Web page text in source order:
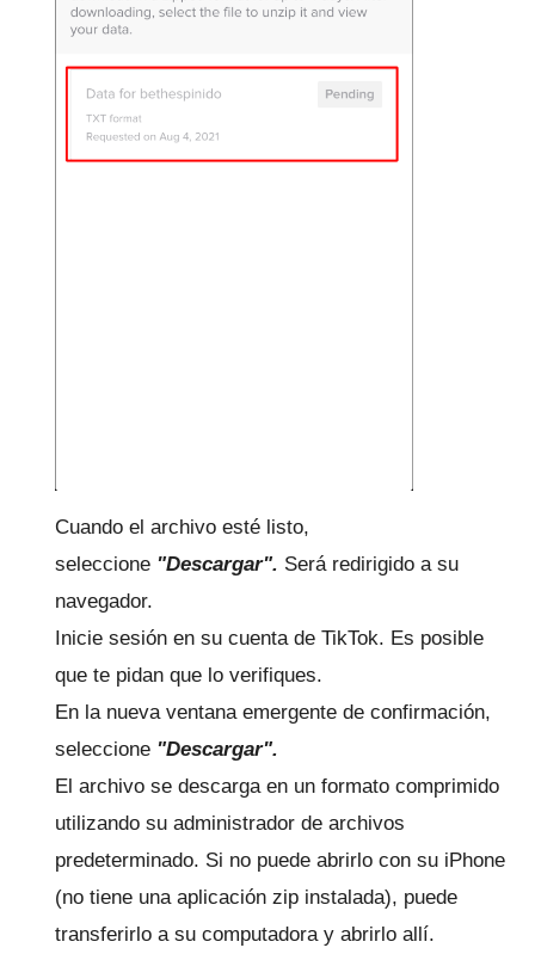
Cuando el archivo esté listo,
seleccione "Descargar". Será redirigido a su
navegador.
Inicie sesión en su cuenta de TikTok. Es posible
que te pidan que lo verifiques.
En la nueva ventana emergente de confirmación,
seleccione "Descargar".
El archivo se descarga en un formato comprimido
utilizando su administrador de archivos
predeterminado. Si no puede abrirlo con su iPhone
(no tiene una aplicación zip instalada), puede
transferirlo a su computadora y abrirlo allí.